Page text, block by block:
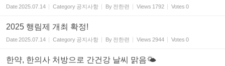
Date2025.07.14 Category 공지사항 By 전한련 Views 1792 Votes 0
2025 행림제 개최 확정!
Date2025.07.14 Category 공지사항 By 전한련 Views 2944 Votes 0
한약, 한의사 처방으로 간건강 날씨 맑음🌤